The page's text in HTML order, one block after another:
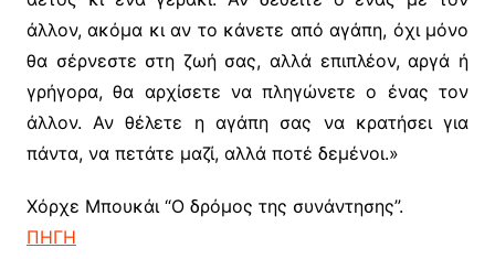
άλλον, ακόμα κι αν το κάνετε από αγάπη, όχι μόνο
θα σέρνεστε στη ζωή σας, αλλά επιπλέον, αργά ή
γρήγορα, θα αρχίσετε να πληγώνετε ο ένας τον
άλλον. Αν θέλετε η αγάπη σας να κρατήσει για
πάντα, να πετάτε μαζί, αλλά ποτέ δεμένοι.»
Χόρχε Μπουκάι “Ο δρόμος της συνάντησης”.
ΠΗΓΗ